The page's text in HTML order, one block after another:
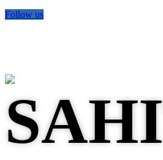
Follow us